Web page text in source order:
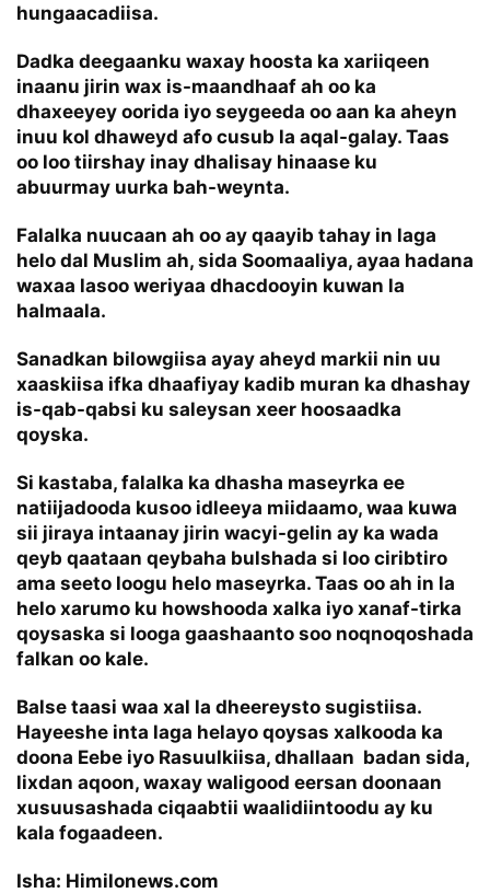
hungaacadiisa.
Dadka deegaanku waxay hoosta ka xariiqeen
inaanu jirin wax is-maandhaaf ah oo ka
dhaxeeyey oorida iyo seygeeda oo aan ka aheyn
inuu kol dhaweyd afo cusub la aqal-galay. Taas
oo loo tiirshay inay dhalisay hinaase ku
abuurmay uurka bah-weynta.
Falalka nuucaan ah oo ay qaayib tahay in laga
helo dal Muslim ah, sida Soomaaliya, ayaa hadana
waxaa lasoo weriyaa dhacdooyin kuwan la
halmaala.
Sanadkan bilowgiisa ayay aheyd markii nin uu
xaaskiisa ifka dhaafiyay kadib muran ka dhashay
is-qab-qabsi ku saleysan xeer hoosaadka
qoyska.
Si kastaba, falalka ka dhasha maseyrka ee
natiijadooda kusoo idleeya miidaamo, waa kuwa
sii jiraya intaanay jirin wacyi-gelin ay ka wada
qeyb qaataan qeybaha bulshada si loo ciribtiro
ama seeto loogu helo maseyrka. Taas oo ah in la
helo xarumo ku howshooda xalka iyo xanaf-tirka
qoysaska si looga gaashaanto soo noqnoqoshada
falkan oo kale.
Balse taasi waa xal la dheereysto sugistiisa.
Hayeeshe inta laga helayo qoysas xalkooda ka
doona Eebe iyo Rasuulkiisa, dhallaan badan sida,
lixdan aqoon, waxay waligood eersan doonaan
xusuusashada ciqaabtii waalidiintoodu ay ku
kala fogaadeen.
Isha: Himilonews.com